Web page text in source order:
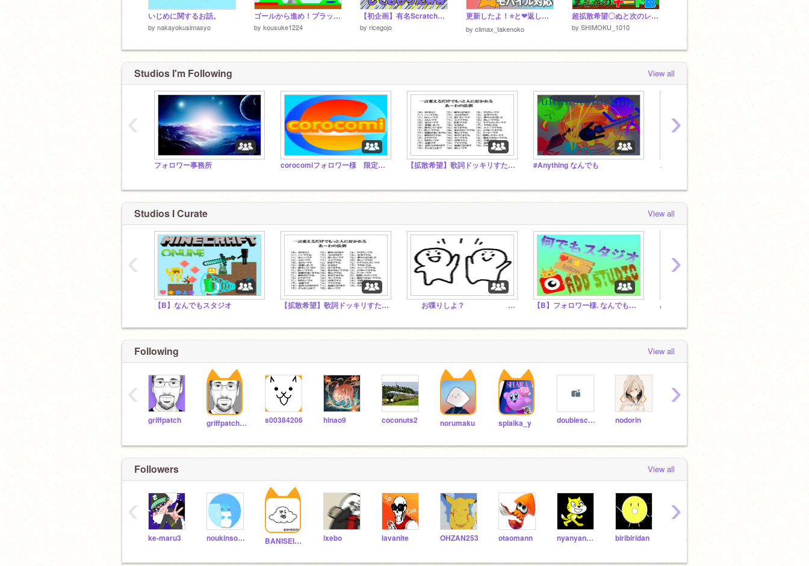
いじめに関するお話。
by nakayokusimasyo
ゴールから進め！プラットフォーマー
by kousuke1224
【初企画】有名Scratcherに告白してもらった結果ｗｗ
by ricegojo
更新したよ！⭐と❤返します！ 猫が俺を避けるゲーム
by climax_takenoko
超拡散希望〇ぬと次のレベルにいけるプラットフォーマー 【まさかのチート版！？】
by SHIMOKU_1010
Studios I'm Following View all
フォロワー事務所 corocomiフォロワー様 限定スタジオ 【拡散希望】歌詞ドッキリすたじお、、。 #Anything なんでも ⚡️なんでもスタジオ⚡️
‹ ›
Studios I Curate View all
【B】なんでもスタジオ 【拡散希望】歌詞ドッキリすたじお、、。 お喋りしよ？ スク友スタジオ〜！！ 【B】フォロワー様. なんでもスタジオ
‹ ›
Following View all
griffpatch griffpatch_tutor s00384206 hinao9 coconuts2 norumaku splaika_y doublescherry nodorin
‹ ›
Followers View all
ke-maru3 noukinsoupen BANISEIZIN ixebo lavanite OHZAN253 otaomann nyanyanyaneko biribiridan
‹ ›